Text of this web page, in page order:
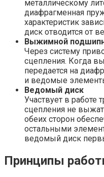
металлическому
диафрагменная
характеристик
диск отводится от
Выжимной
Через систему
сцепления. Когда
передается на
и ведомые
Ведомый диск
Участвует в работе
сцепления не
обеих сторон
остальными
ведомый диск
Принципы